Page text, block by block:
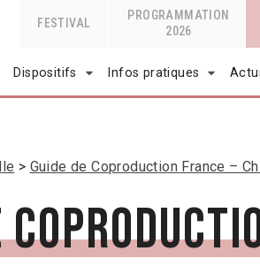
FESTIVAL
PROGRAMMATION
2026
Dispositifs Infos pratiques
Guide de Coproduction France –